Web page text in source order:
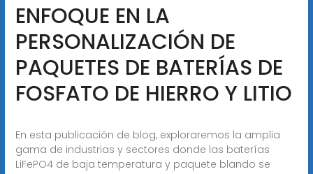
ENFOQUE EN LA
PERSONALIZACIÓN DE
PAQUETES DE BATERÍAS DE
FOSFATO DE HIERRO Y LITIO
En esta publicación de blog, exploraremos la amplia
gama de industrias y sectores donde las baterías
LiFePO4 de baja temperatura y paquete blando se